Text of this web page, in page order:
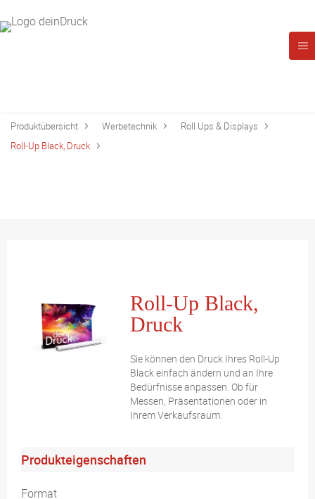
Produktübersicht Werbetechnik
Roll Ups & Displays
Roll-Up Black, Druck
Roll-Up Black,
Druck
Sie können den Druck Ihres Roll-Up
Black einfach ändern und an Ihre
Bedürfnisse anpassen. Ob für
Messen, Präsentationen oder in
Ihrem Verkaufsraum.
Produkteigenschaften
Format